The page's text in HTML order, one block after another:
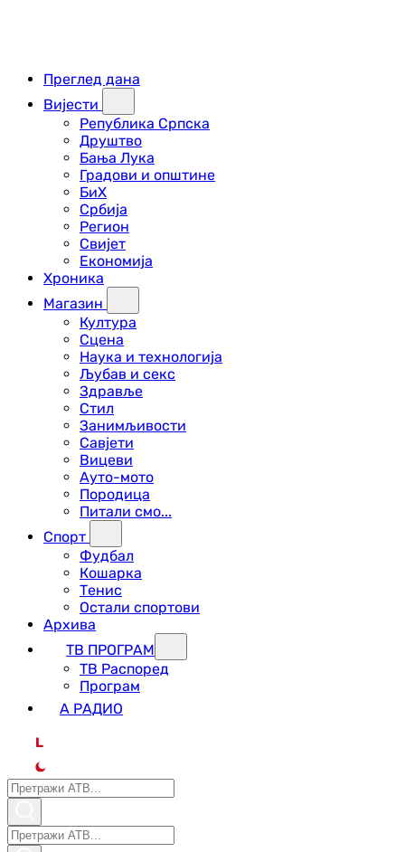
Преглед дана
Вијести
Република Српска
Друштво
Бања Лука
Градови и општине
БиХ
Србија
Регион
Свијет
Економија
Хроника
Магазин
Култура
Сцена
Наука и технологија
Љубав и секс
Здравље
Стил
Занимљивости
Савјети
Вицеви
Ауто-мото
Породица
Питали смо...
Спорт
Фудбал
Кошарка
Тенис
Остали спортови
Архива
ТВ ПРОГРАМ
ТВ Распоред
Програм
А РАДИО
L